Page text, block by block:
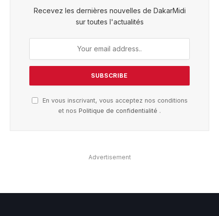
Recevez les dernières nouvelles de DakarMidi
sur toutes l'actualités
En vous inscrivant, vous acceptez nos conditions
et nos Politique de confidentialité .
Advertisement